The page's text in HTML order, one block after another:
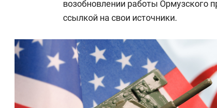
возобновлении работы Ормузского
ссылкой на свои источники.